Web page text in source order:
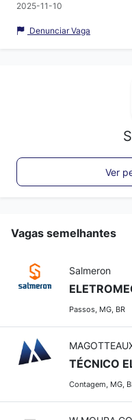
2025-11-10
Denunciar Vaga
Ver
Vagas semelhantes
Salmeron
Passos, MG, BR
TÉCNICO
Contagem, MG,